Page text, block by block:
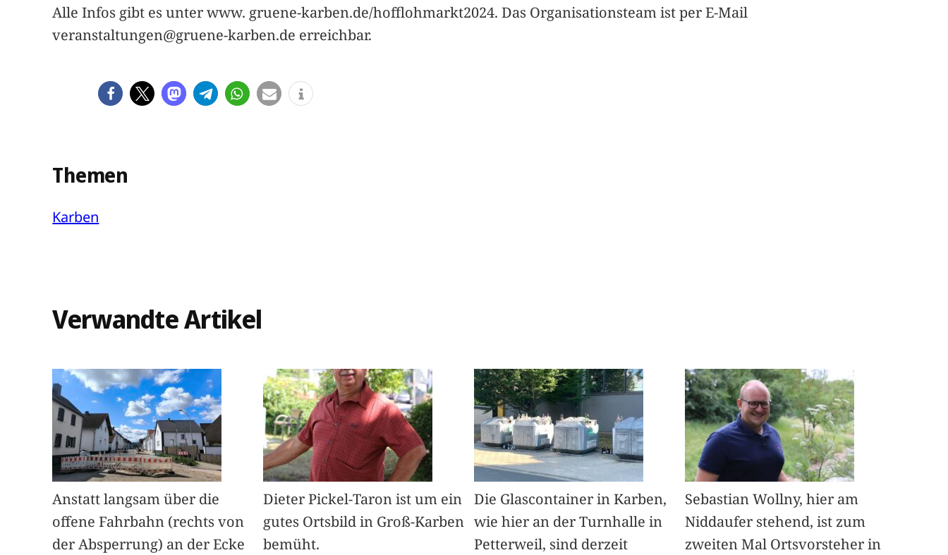
Alle Infos gibt es unter www. gruene-karben.de/hofflohmarkt2024. Das Organisationsteam ist per E-Mail
veranstaltungen@gruene-karben.de erreichbar.
Themen
Karben
Verwandte Artikel
Anstatt langsam über die
offene Fahrbahn (rechts von
der Absperrung) an der Ecke
Dieter Pickel-Taron ist um ein
gutes Ortsbild in Groß-Karben
bemüht.
Die Glascontainer in Karben,
wie hier an der Turnhalle in
Petterweil, sind derzeit
Sebastian Wollny, hier am
Niddaufer stehend, ist zum
zweiten Mal Ortsvorsteher in